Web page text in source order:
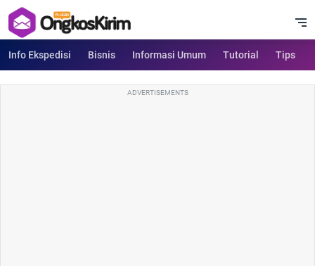
Info Ekspedisi Bisnis Informasi Umum Tutorial Tips
ADVERTISEMENTS